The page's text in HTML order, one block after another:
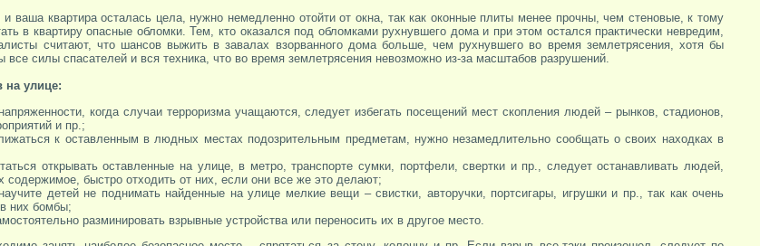
ваша квартира осталась цела, нужно немедленно отойти от окна, так как оконные плиты менее прочны, чем стеновые, к тому
в квартиру опасные обломки. Тем, кто оказался под обломками рухнувшего дома и при этом остался практически невредим,
считают, что шансов выжить в завалах взорванного дома больше, чем рухнувшего во время землетрясения, хотя бы
силы спасателей и вся техника, что во время землетрясения невозможно из-за масштабов разрушений.
на улице:
когда случаи терроризма учащаются, следует избегать посещений мест скопления людей – рынков, стадионов,
и пр.;
к оставленным в людных местах подозрительным предметам, нужно незамедлительно сообщать о своих находках в
открывать оставленные на улице, в метро, транспорте сумки, портфели, свертки и пр., следует останавливать людей,
содержимое, быстро отходить от них, если они все же это делают;
детей не поднимать найденные на улице мелкие вещи – свистки, авторучки, портсигары, игрушки и пр., так как очень
них бомбы;
разминировать взрывные устройства или переносить их в другое место.